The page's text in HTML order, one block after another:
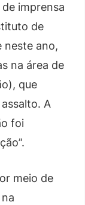
imprensa
de
neste ano,
na área de
que
A
foi
meio de